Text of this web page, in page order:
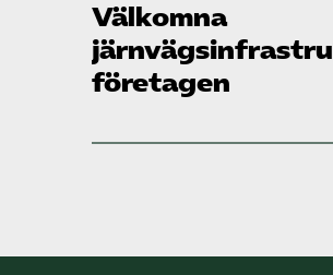
Välkomna
företagen